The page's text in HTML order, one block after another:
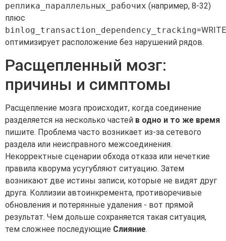
реплика_параллельных_рабочих (например, 8-32)
плюс
binlog_transaction_dependency_tracking
оптимизирует расположение без нарушений рядов.
Расщепленный мозг:
причины и симптомы
Расщепление мозга происходит, когда соединение
разделяется на несколько частей в одно и то же время
пишите. Проблема часто возникает из-за сетевого
раздела или неисправного межсоединения.
Некорректные сценарии обхода отказа или нечеткие
правила кворума усугубляют ситуацию. Затем
возникают две истины записи, которые не видят друг
друга. Коллизии автоинкремента, противоречивые
обновления и потерянные удаления - вот прямой
результат. Чем дольше сохраняется такая ситуация,
тем сложнее последующие Слияние.